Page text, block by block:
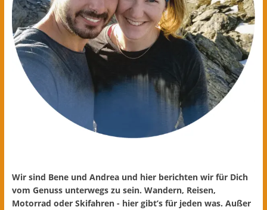
Wir sind Bene und Andrea und hier berichten wir für Dich
vom Genuss unterwegs zu sein. Wandern, Reisen,
Motorrad oder Skifahren - hier gibt’s für jeden was. Außer